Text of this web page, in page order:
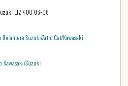
LTZ 400 03-08
Suzuki/Artic Cat/Kawasaki
Suzuki